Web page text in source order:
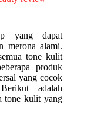
yang dapat
merona alami.
tone kulit
produk
yang cocok
adalah
tone kulit yang